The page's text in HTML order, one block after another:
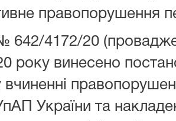
правопорушення
642/4172/20
року винесено
вчиненні
України та